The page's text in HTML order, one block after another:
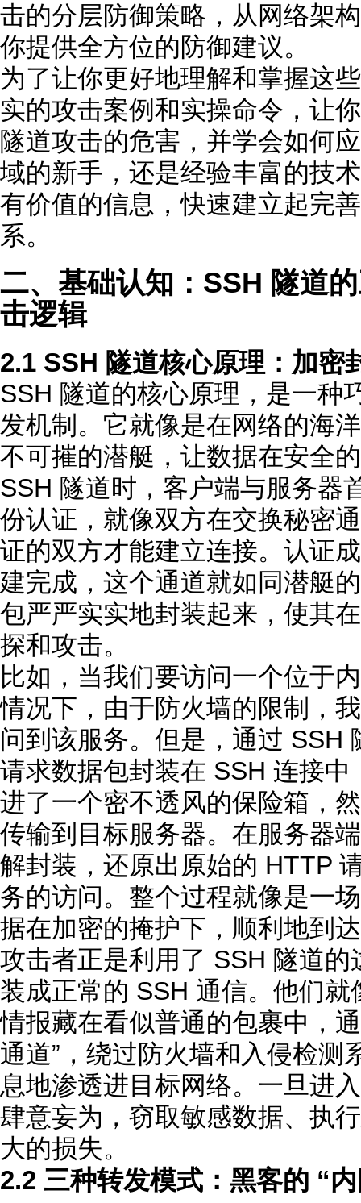
击的分层防御策略，从网络架
你提供全方位的防御建议。
为了让你更好地理解和掌握这
实的攻击案例和实操命令，让
隧道攻击的危害，并学会如何
域的新手，还是经验丰富的技
有价值的信息，快速建立起完
系。
二、基础认知：SSH 隧道
击逻辑
2.1 SSH 隧道核心原理：加密
SSH 隧道的核心原理，是一种
发机制。它就像是在网络的海
不可摧的潜艇，让数据在安全
SSH 隧道时，客户端与服务器
份认证，就像双方在交换秘密
证的双方才能建立连接。认证
建完成，这个通道就如同潜艇
包严严实实地封装起来，使其
探和攻击。
比如，当我们要访问一个位于
情况下，由于防火墙的限制，
问到该服务。但是，通过 SSH
请求数据包封装在 SSH 连接
进了一个密不透风的保险箱，
传输到目标服务器。在服务器
解封装，还原出原始的 HTTP
务的访问。整个过程就像是一
据在加密的掩护下，顺利地到
攻击者正是利用了 SSH 隧道
装成正常的 SSH 通信。他们
情报藏在看似普通的包裹中，
通道”，绕过防火墙和入侵检测
息地渗透进目标网络。一旦进
肆意妄为，窃取敏感数据、执
大的损失。
2.2 三种转发模式：黑客的 “